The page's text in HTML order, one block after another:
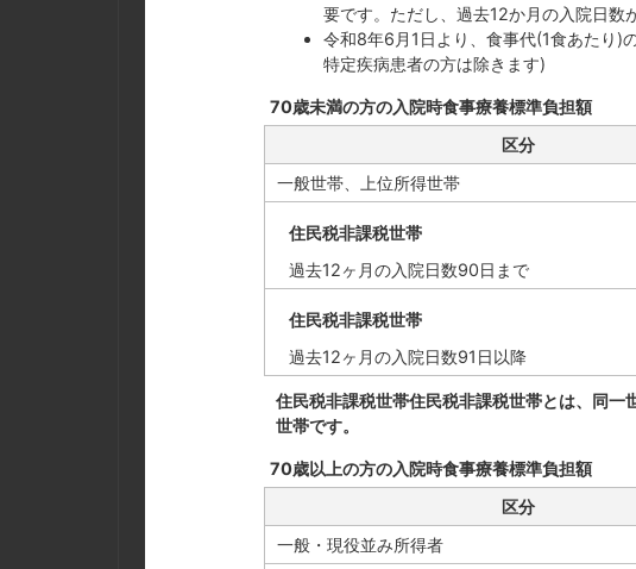
要です。ただし、過去12か月の入院日数
令和8年6月1日より、食事代(1食あたり)
特定疾病患者の方は除きます)
70歳未満の方の入院時食事療養標準負担額
区分
一般世帯、上位所得世帯
住民税非課税世帯
過去12ヶ月の入院日数90日まで
住民税非課税世帯
過去12ヶ月の入院日数91日以降
住民税非課税世帯住民税非課税世帯とは、同
世帯です。
70歳以上の方の入院時食事療養標準負担額
区分
一般・現役並み所得者